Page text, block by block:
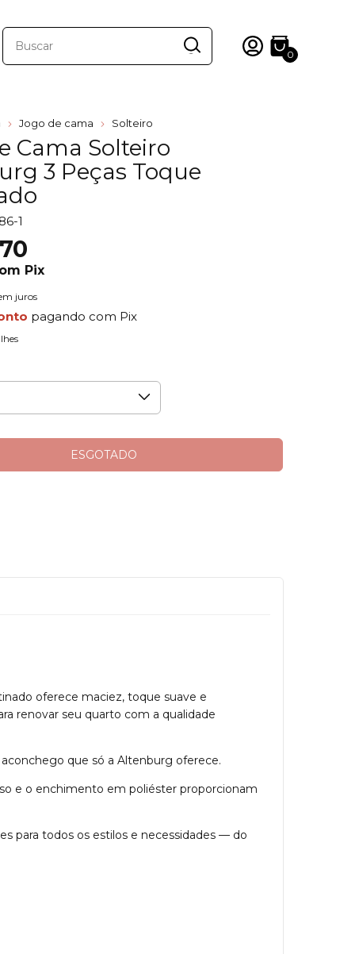
0
Jogo de cama Solteiro
Cama Solteiro
3 Peças Toque
1
Pix
juros
pagando com Pix
oferece maciez, toque suave e
renovar seu quarto com a qualidade
que só a Altenburg oferece.
e o enchimento em poliéster proporcionam
para todos os estilos e necessidades — do